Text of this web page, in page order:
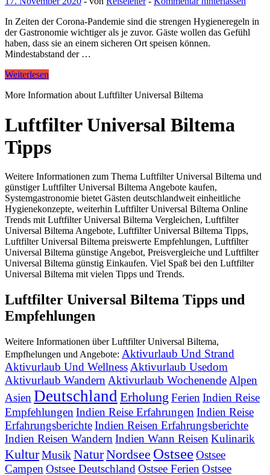
In Zeiten der Corona-Pandemie sind die strengen Hygieneregeln in
der Gastronomie wichtiger als je zuvor. Gäste wollen das Gefühl
haben, dass sie an einem sicheren Ort speisen können.
Mindestabstand der …
Weiterlesen
More Information about Luftfilter Universal Biltema
Luftfilter Universal Biltema
Tipps
Weitere Informationen zum Thema Luftfilter Universal Biltema und
günstiger Luftfilter Universal Biltema Angebote kaufen,
Systemgastronomie bietet Gästen deutschlandweit einheitliche
Hygienekonzepte, weiterhin Luftfilter Universal Biltema Online
Trends mit Luftfilter Universal Biltema Vergleichen, Luftfilter
Universal Biltema Angebote, Luftfilter Universal Biltema Tipps,
Luftfilter Universal Biltema preiswerte Empfehlungen, Luftfilter
Universal Biltema günstige Angebot, Preisvergleiche und Luftfilter
Universal Biltema günstig Einkaufen. Viel Spaß bei den Luftfilter
Universal Biltema mit vielen Tipps und Trends.
Luftfilter Universal Biltema Tipps und
Empfehlungen
Weitere Informationen über Luftfilter Universal Biltema,
Empfhelungen und Angebote: Aktivurlaub Und Strand
Aktivurlaub Und Wellness Aktivurlaub Usedom
Aktivurlaub Wandern Aktivurlaub Wochenende Alpen
Asien DeutschlandErholung Ferien Indien Reise
Empfehlungen Indien Reise Erfahrungen Indien Reise
ErfahrungsberichteIndien Reisen Erfahrungsberichte
Indien Reisen Wandern Indien Wann Reisen Kulinarik
KulturMusik NaturNordsee OstseeOstsee
Campen Ostsee Deutschland Ostsee Ferien Ostsee